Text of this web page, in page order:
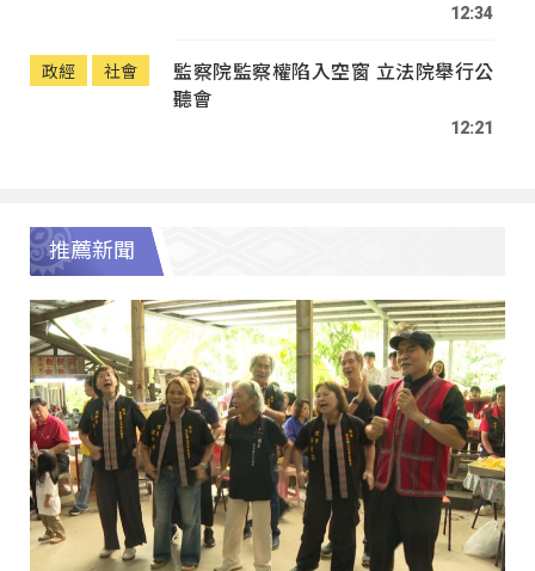
12:34
政經 社會
監察院監察權陷入空窗 立法院舉行公
聽會
12:21
推薦新聞